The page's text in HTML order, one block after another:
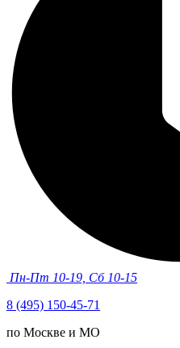
Пн-Пт 10-19, Сб 10-15
8 (495) 150-45-71
по Москве и МО